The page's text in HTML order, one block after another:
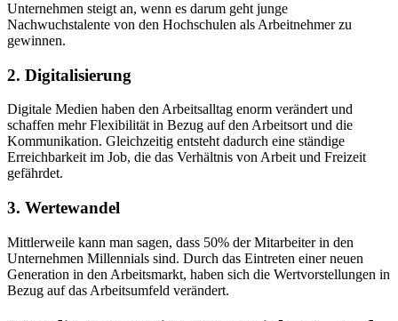
Unternehmen steigt an, wenn es darum geht junge
Nachwuchstalente von den Hochschulen als Arbeitnehmer zu
gewinnen.
2. Digitalisierung
Digitale Medien haben den Arbeitsalltag enorm verändert und
schaffen mehr Flexibilität in Bezug auf den Arbeitsort und die
Kommunikation. Gleichzeitig entsteht dadurch eine ständige
Erreichbarkeit im Job, die das Verhältnis von Arbeit und Freizeit
gefährdet.
3. Wertewandel
Mittlerweile kann man sagen, dass 50% der Mitarbeiter in den
Unternehmen Millennials sind. Durch das Eintreten einer neuen
Generation in den Arbeitsmarkt, haben sich die Wertvorstellungen in
Bezug auf das Arbeitsumfeld verändert.